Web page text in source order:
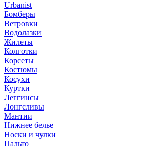
Urbanist
Бомберы
Ветровки
Водолазки
Жилеты
Колготки
Корсеты
Костюмы
Косухи
Куртки
Леггинсы
Лонгсливы
Мантии
Нижнее белье
Носки и чулки
Пальто